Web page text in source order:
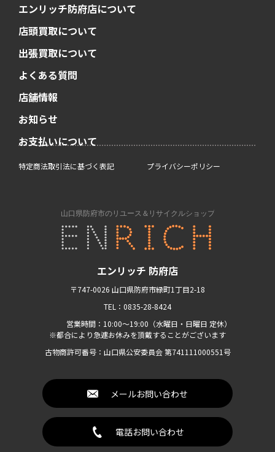
エンリッチ 防府店
〒747-0026 山口県防府市緑町1丁目2-18
TEL：0835-28-8424
営業時間：10:00〜19:00（水曜日・日曜日 定休）
※都合により急遽お休みを頂戴することがございます
古物商許可番号：山口県公安委員会 第741111000551号
メールお問い合わせ
電話お問い合わせ
エンリッチ防府店について
店頭買取について
出張買取について
よくある質問
店舗情報
お知らせ
お支払いについて
特定商法取引法に基づく表記 プライバシーポリシー